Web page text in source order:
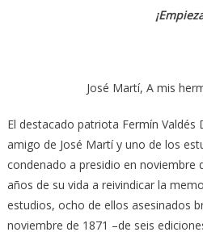
José Martí, A mis
El destacado patriota Fermín Valdés
amigo de José Martí y uno de los
condenado a presidio en noviembre
años de su vida a reivindicar la
estudios, ocho de ellos asesinados
noviembre de 1871 –de seis